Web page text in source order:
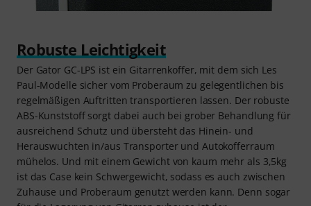
Robuste Leichtigkeit
Der Gator GC-LPS ist ein Gitarrenkoffer, mit dem sich Les
Paul-Modelle sicher vom Proberaum zu gelegentlichen bis
regelmäßigen Auftritten transportieren lassen. Der robuste
ABS-Kunststoff sorgt dabei auch bei grober Behandlung für
ausreichend Schutz und übersteht das Hinein- und
Herauswuchten in/aus Transporter und Autokofferraum
mühelos. Und mit einem Gewicht von kaum mehr als 3,5kg
ist das Case kein Schwergewicht, sodass es auch zwischen
Zuhause und Proberaum genutzt werden kann. Denn sogar